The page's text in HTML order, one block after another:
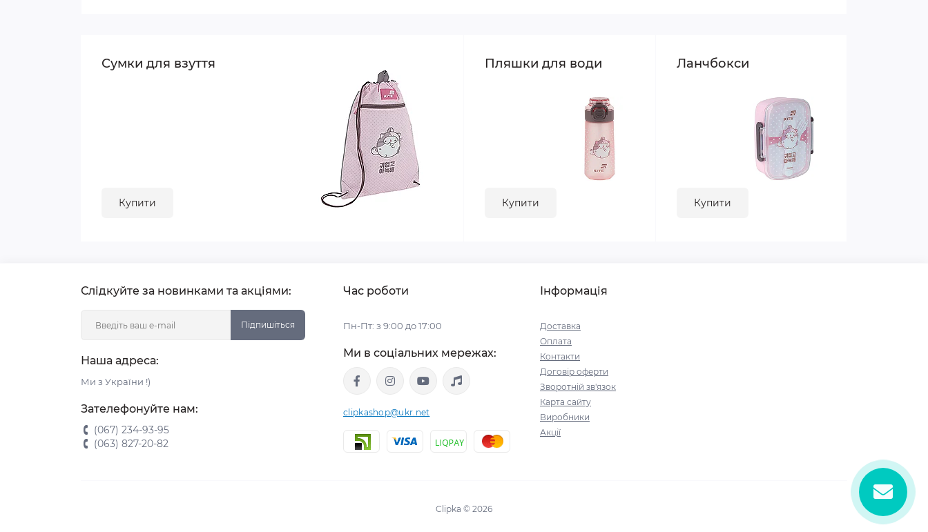
Сумки для взуття
Купити
Пляшки для води
Купити
Ланчбокси
Купити
Слідкуйте за новинками та акціями:
Підпишіться
Наша адреса:
Ми з України !)
Зателефонуйте нам:
(067) 234-93-95
(063) 827-20-82
Час роботи
Пн-Пт: з 9:00 до 17:00
Ми в соціальних мережах:
clipkashop@ukr.net
Інформація
Доставка
Оплата
Контакти
Договір оферти
Зворотній зв'язок
Карта сайту
Виробники
Акції
Clipka © 2026